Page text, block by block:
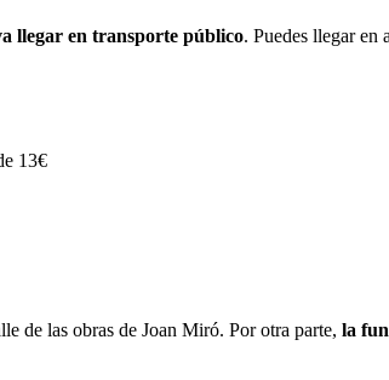
llegar en transporte público. Puedes llegar en
13€
de las obras de Joan Miró. Por otra parte, la